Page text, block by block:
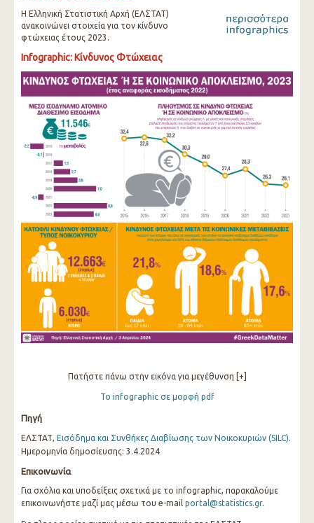
Η Ελληνική Στατιστική Αρχή (ΕΛΣΤΑΤ)
ανακοινώνει στοιχεία για τον κίνδυνο
φτώχειας έτους 2023.
Infographic: Κίνδυνος Φτώχειας
Πατήστε πάνω στην εικόνα για μεγέθυνση [+]
Το infographic σε μορφή pdf
Πηγή
ΕΛΣΤΑΤ, Εισόδημα και Συνθήκες Διαβίωσης των Νοικοκυριών (SILC).
Ημερομηνία δημοσίευσης: 3.4.2024
Επικοινωνία
Για σχόλια και υποδείξεις σχετικά με το infographic, παρακαλούμε
επικοινωνήστε μαζί μας μέσω του e-mail portal@statistics.gr.